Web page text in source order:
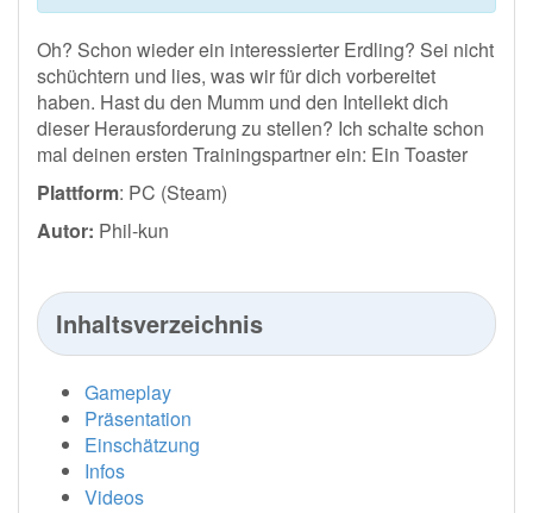
Oh? Schon wieder ein interessierter Erdling? Sei nicht
schüchtern und lies, was wir für dich vorbereitet
haben. Hast du den Mumm und den Intellekt dich
dieser Herausforderung zu stellen? Ich schalte schon
mal deinen ersten Trainingspartner ein: Ein Toaster
Plattform: PC (Steam)
Autor: Phil-kun
Inhaltsverzeichnis
Gameplay
Präsentation
Einschätzung
Infos
Videos